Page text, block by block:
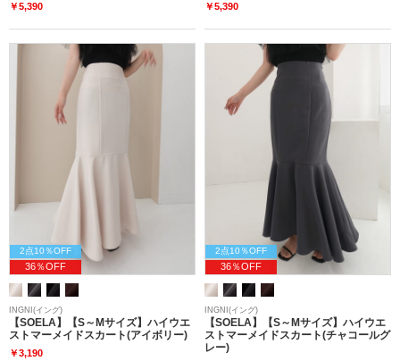
￥5,390 ￥5,390
2点10％OFF
36％OFF
INGNI(イング)
【SOELA】【S～Mサイズ】ハイウエ
ストマーメイドスカート(アイボリー)
￥3,190
2点10％OFF
36％OFF
INGNI(イング)
【SOELA】【S～Mサイズ】ハイウエ
ストマーメイドスカート(チャコールグ
レー)